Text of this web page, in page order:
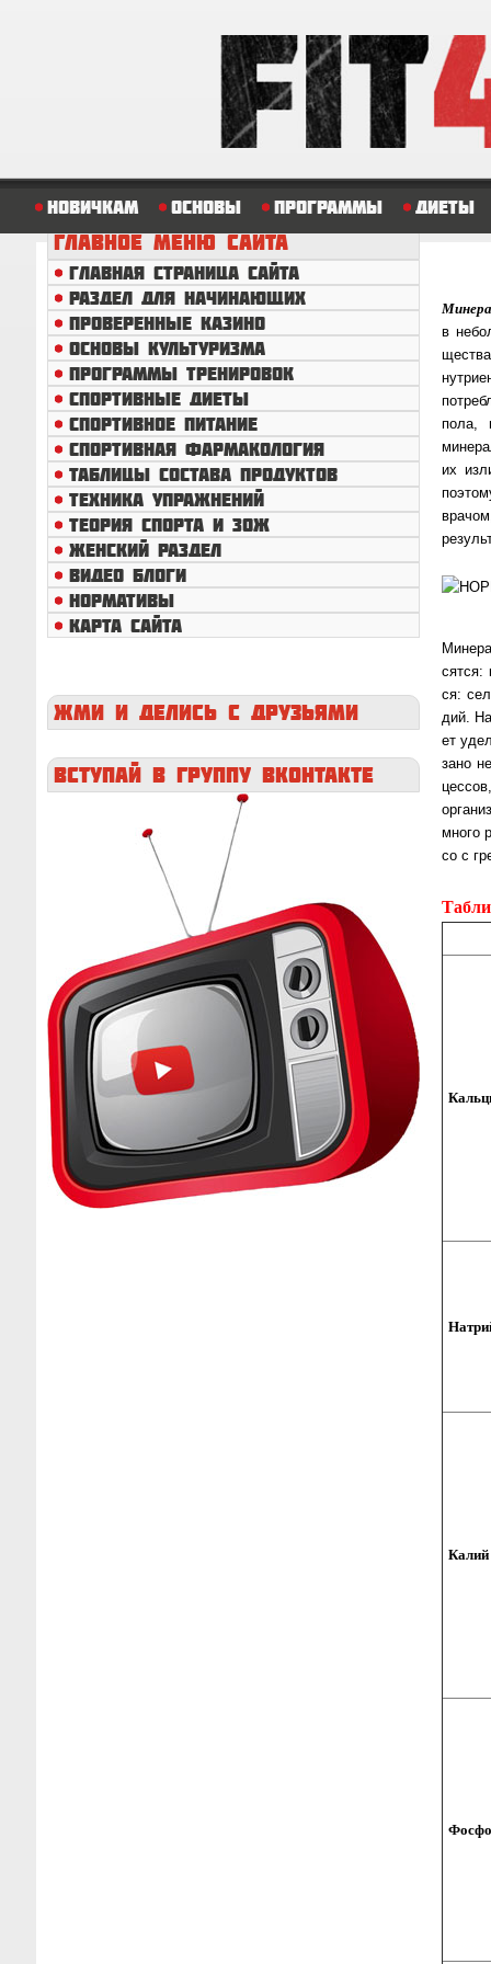
Новичкам Основы Программы Диеты
ГЛАВНОЕМЕНЮ САЙТА
ГЛАВНАЯ СТРАНИЦА САЙТА
РАЗДЕЛ ДЛЯ НАЧИНАЮЩИХ
ПРОВЕРЕННЫЕ КАЗИНО
ОСНОВЫ КУЛЬТУРИЗМА
ПРОГРАММЫ ТРЕНИРОВОК
СПОРТИВНЫЕ ДИЕТЫ
СПОРТИВНОЕ ПИТАНИЕ
СПОРТИВНАЯ ФАРМАКОЛОГИЯ
ТАБЛИЦЫ СОСТАВА ПРОДУКТОВ
ТЕХНИКА УПРАЖНЕНИЙ
ТЕОРИЯ СПОРТА И ЗОЖ
ЖЕНСКИЙ РАЗДЕЛ
ВИДЕО БЛОГИ
НОРМАТИВЫ
КАРТА САЙТА
ЖМИ И ДЕЛИСЬ С ДРУЗЬЯМИ
ВСТУПАЙ В ГРУППУ ВКОНТАКТЕ
в
пола,
их
сят­ся:
ся:
дий.
ет
за­но
мно­го
со с
Калий